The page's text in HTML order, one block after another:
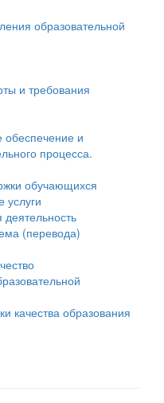
образовательной
и требования
обеспечение и
процесса.
обучающихся
услуги
(перевода)
качества образования